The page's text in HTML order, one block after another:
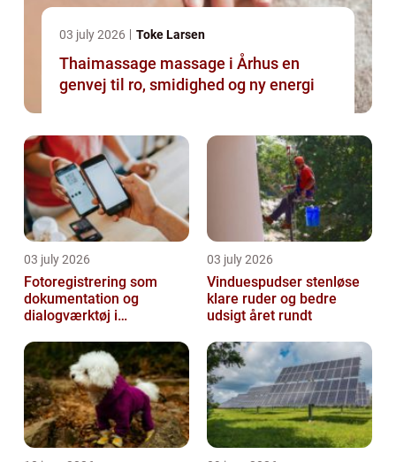
03 july 2026 Toke Larsen
Thaimassage massage i Århus en
genvej til ro, smidighed og ny energi
03 july 2026
Fotoregistrering som
dokumentation og
dialogværktøj i
03 july 2026
Vinduespudser stenløse
klare ruder og bedre
udsigt året rundt